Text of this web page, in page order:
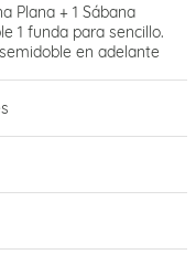
Plana + 1 Sábana
1 funda para sencillo.
en adelante